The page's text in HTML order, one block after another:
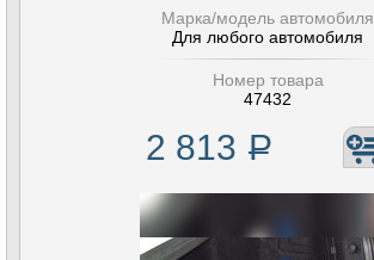
Марка/модель автомобиля
Для любого автомобиля
Номер товара
47432
2 813 Р